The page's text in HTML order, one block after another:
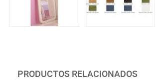
PRODUCTOS RELACIONADOS